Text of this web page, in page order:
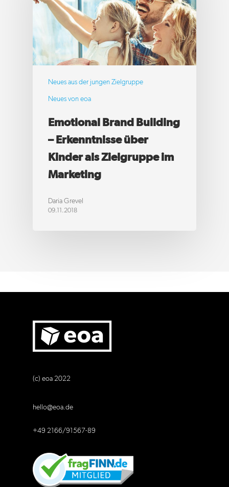
Neues aus der jungen Zielgruppe
Neues von eoa
Emotional Brand Building
– Erkenntnisse über
Kinder als Zielgruppe im
Marketing
Daria Grevel
09.11.2018
(c) eoa 2022
hello@eoa.de
+49 2166/91567-89